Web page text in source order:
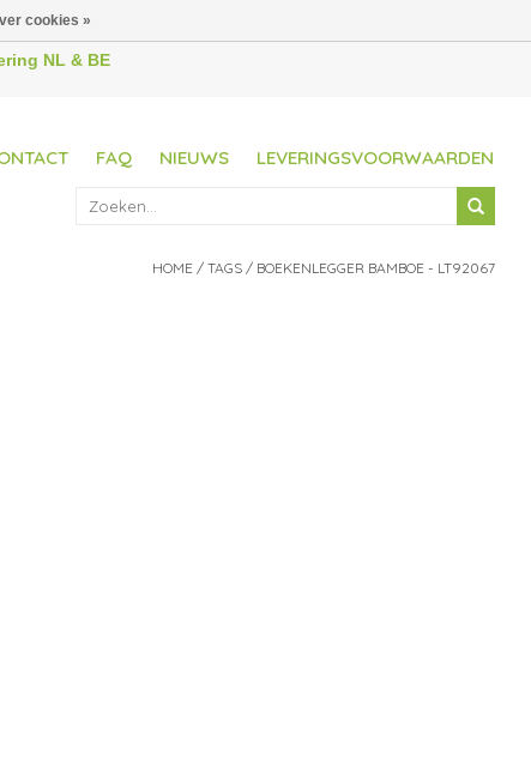
NL & BE
FAQ NIEUWS LEVERINGSVOORWAARDEN
HOME / TAGS / BOEKENLEGGER BAMBOE - LT92067
cookies »